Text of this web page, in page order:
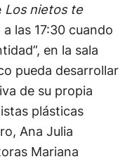
Los nietos te
las 17:30 cuando
en la sala
pueda desarrollar
de su propia
plásticas
Ana Julia
Mariana